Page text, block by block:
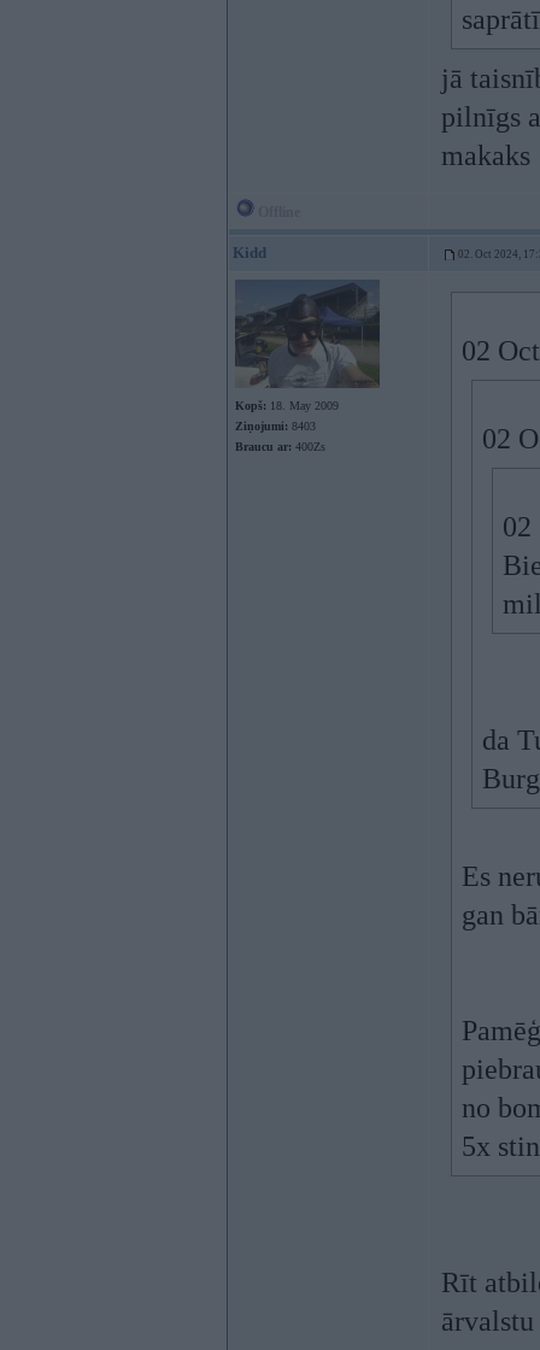
jā
pilnīgs
makaks
Kidd 02. Oct 2024,
Kopš: 18. May 2009
Ziņojumi: 8403
Braucu ar: 400Zs
02
02
02
da
Es
gan
no
5x
Rīt